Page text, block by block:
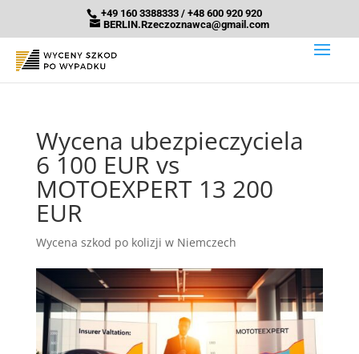
+49 160 3388333 / +48 600 920 920
BERLIN.Rzeczoznawca@gmail.com
Wycena ubezpieczyciela
6 100 EUR vs
MOTOEXPERT 13 200
EUR
Wycena szkod po kolizji w Niemczech